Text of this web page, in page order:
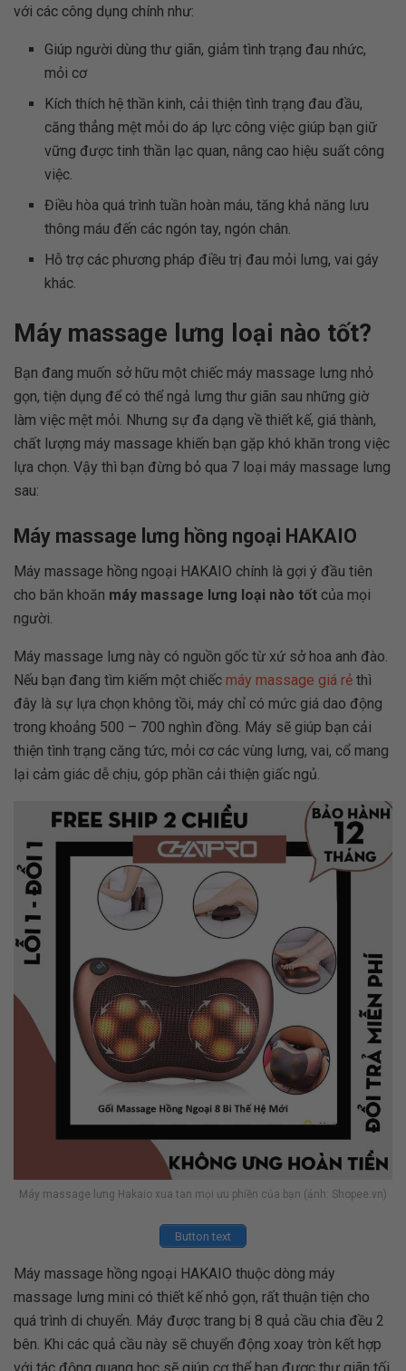
với các công dụng chính như:
Giúp người dùng thư giãn, giảm tình trạng đau nhức,
mỏi cơ
Kích thích hệ thần kinh, cải thiện tình trạng đau đầu,
căng thẳng mệt mỏi do áp lực công việc giúp bạn giữ
vững được tinh thần lạc quan, nâng cao hiệu suất công
việc.
Điều hòa quá trình tuần hoàn máu, tăng khả năng lưu
thông máu đến các ngón tay, ngón chân.
Hỗ trợ các phương pháp điều trị đau mỏi lưng, vai gáy
khác.
Máy massage lưng loại nào tốt?
Bạn đang muốn sở hữu một chiếc máy massage lưng nhỏ
gọn, tiện dụng để có thể ngả lưng thư giãn sau những giờ
làm việc mệt mỏi. Nhưng sự đa dạng về thiết kế, giá thành,
chất lượng máy massage khiến bạn gặp khó khăn trong việc
lựa chọn. Vậy thì bạn đừng bỏ qua 7 loại máy massage lưng
sau:
Máy massage lưng hồng ngoại HAKAIO
Máy massage hồng ngoại HAKAIO chính là gợi ý đầu tiên
cho băn khoăn máy massage lưng loại nào tốt của mọi
người.
Máy massage lưng này có nguồn gốc từ xứ sở hoa anh đào.
Nếu bạn đang tìm kiếm một chiếc máy massage giá rẻ thì
đây là sự lựa chọn không tồi, máy chỉ có mức giá dao động
trong khoảng 500 – 700 nghìn đồng. Máy sẽ giúp bạn cải
thiện tình trạng căng tức, mỏi cơ các vùng lưng, vai, cổ mang
lại cảm giác dễ chịu, góp phần cải thiện giấc ngủ.
Máy massage lưng Hakaio xua tan mọi ưu phiền của bạn (ảnh: Shopee.vn)
Button text
Máy massage hồng ngoại HAKAIO thuộc dòng máy
massage lưng mini có thiết kế nhỏ gọn, rất thuận tiện cho
quá trình di chuyển. Máy được trang bị 8 quả cầu chia đều 2
bên. Khi các quả cầu này sẽ chuyển động xoay tròn kết hợp